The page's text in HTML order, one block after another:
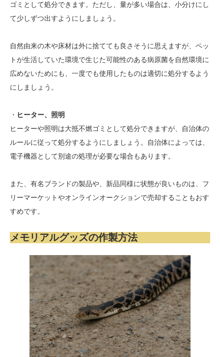
ゴミとして処分できます。ただし、量が多い場合は、小分けにし
て少しずつ出すようにしましょう。
自然由来の木や床材は外に捨てても良さそうに思えますが、ペッ
トが生活していた環境で生じた可能性のある病原菌を自然環境に
広めないためにも、一度でも使用したものは適切に処分するよう
にしましょう。
・ ヒーター、照明
ヒーターや照明は大抵不燃ゴミとして処分できますが、自治体の
ルールに従って処分するようにしましょう。自治体によっては、
電子機器として別途の処理が必要な場合もあります。
また、有名ブランドの製品や、新品同様に状態が良いものは、フ
リーマーケットやオンラインオークションで売却することもおす
すめです。
メモリアルグッズの作製方法